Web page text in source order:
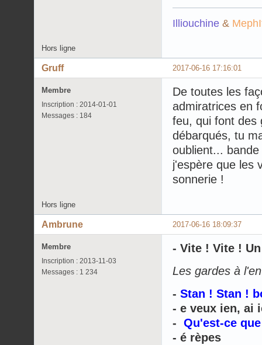
Illiouchine &
Hors ligne
2017-06-16 17:16:01
Gruff
Membre
Inscription : 2014-01-01
Messages : 184
De toutes les
admiratrices en
feu, qui font des
débarqués, tu
oublient...
j'espère que les
sonnerie !
Hors ligne
2017-06-16 18:09:37
Ambrune
Membre
Inscription : 2013-11-03
Messages : 1 234
- Vite ! Vite !
Les gardes à
- Stan ! Stan !
- e veux ien, ai
- Qu'est-ce
- é rèpes